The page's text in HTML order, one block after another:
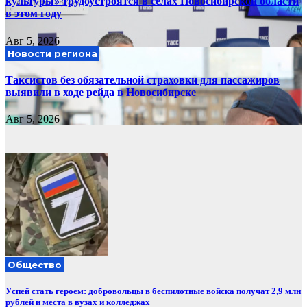
в этом году
Авг 5, 2026
Новости региона
Таксистов без обязательной страховки для пассажиров
выявили в ходе рейда в Новосибирске
Авг 5, 2026
Общество
Успей стать героем: добровольцы в беспилотные войска получат 2,9 млн
рублей и места в вузах и колледжах